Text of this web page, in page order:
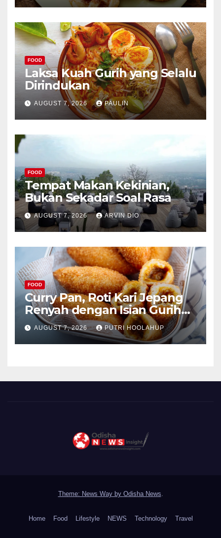
FOOD
Laksa Kuah Gurih yang Selalu
Dirindukan
AUGUST 7, 2026 PAULIN
FOOD
Tempat Makan Kekinian,
Bukan Sekadar Soal Rasa
AUGUST 7, 2026 ARVIN DIO
FOOD
Curry Pan, Roti Kari Jepang
Renyah dengan Isian Gurih
Menggoda
AUGUST 7, 2026 PUTRI HOOLAHUP
Theme: News Way by Odisha News.
Home Food Lifestyle NEWS Technology Travel